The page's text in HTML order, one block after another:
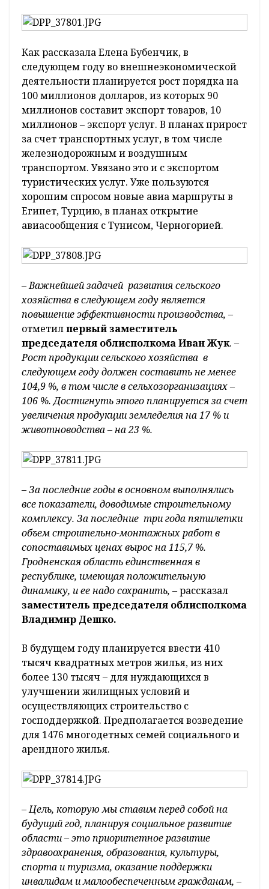
Как рассказала Елена Бубенчик, в
следующем году во внешнеэкономической
деятельности планируется рост порядка на
100 миллионов долларов, из которых 90
миллионов составит экспорт товаров, 10
миллионов – экспорт услуг. В планах прирост
за счет транспортных услуг, в том числе
железнодорожным и воздушным
транспортом. Увязано это и с экспортом
туристических услуг. Уже пользуются
хорошим спросом новые авиа маршруты в
Египет, Турцию, в планах открытие
авиасообщения с Тунисом, Черногорией.
– Важнейшей задачей развития сельского
хозяйства в следующем году является
повышение эффективности производства, –
отметилпервый заместитель
председателя облисполкома Иван Жук. –
Рост продукции сельского хозяйства в
следующем году должен составить не менее
104,9 %, в том числе в сельхозорганизациях –
106 %. Достигнуть этого планируется за счет
увеличения продукции земледелия на 17 % и
животноводства – на 23 %.
– За последние годы в основном выполнялись
все показатели, доводимые строительному
комплексу. За последние три года пятилетки
объем строительно-монтажных работ в
сопоставимых ценах вырос на 115,7 %.
Гродненская область единственная в
республике, имеющая положительную
динамику, и ее надо сохранить, – рассказал
заместитель председателя облисполкома
Владимир Дешко.
В будущем году планируется ввести 410
тысяч квадратных метров жилья, из них
более 130 тысяч – для нуждающихся в
улучшении жилищных условий и
осуществляющих строительство с
господдержкой. Предполагается возведение
для 1476 многодетных семей социального и
арендного жилья.
– Цель, которую мы ставим перед собой на
будущий год, планируя социальное развитие
области – это приоритетное развитие
здравоохранения, образования, культуры,
спорта и туризма, оказание поддержки
инвалидам и малообеспеченным гражданам, –